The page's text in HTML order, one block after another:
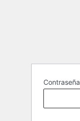
Contraseña